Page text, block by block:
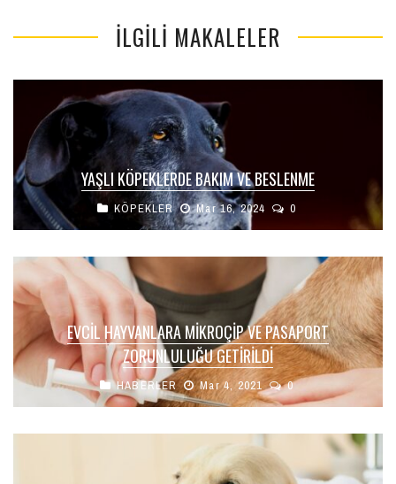
İLGILI MAKALELER
YAŞLI KÖPEKLERDE BAKIM VE BESLENME
KÖPEKLER Mar 16, 2024 0
EVCIL HAYVANLARA MIKROÇIP VE PASAPORT
ZORUNLULUĞU GETIRILDI
HABERLER Mar 4, 2021 0